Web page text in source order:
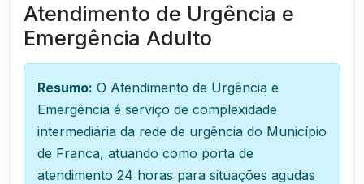
Atendimento de Urgência e
Emergência Adulto
Resumo: O Atendimento de Urgência e
Emergência é serviço de complexidade
intermediária da rede de urgência do Município
de Franca, atuando como porta de
atendimento 24 horas para situações agudas